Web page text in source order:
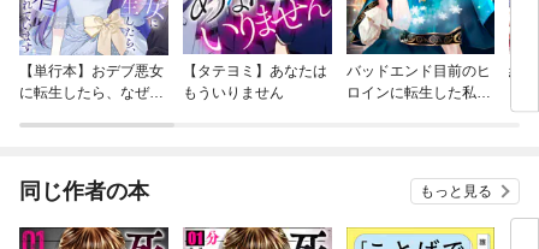
【単行本】おデブ悪女
に転生したら、なぜか
【タテヨミ】あなたは
もういりません
バッドエンド目前のヒ
ロインに転生した私、
結
同じ作者の本 もっと見る